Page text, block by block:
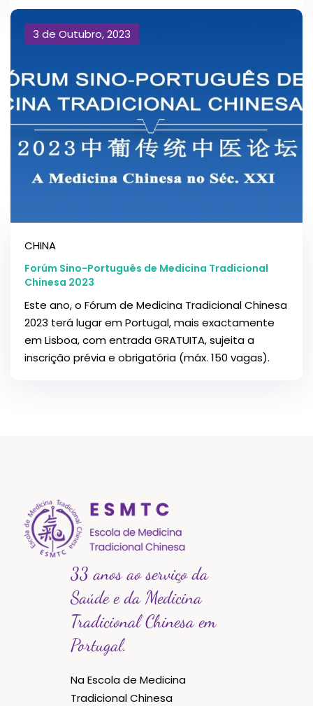
3 de Outubro, 2023
CHINA
Forúm Sino-Português de Medicina Tradicional
Chinesa 2023
Este ano, o Fórum de Medicina Tradicional Chinesa
2023 terá lugar em Portugal, mais exactamente
em Lisboa, com entrada GRATUITA, sujeita a
inscrição prévia e obrigatória (máx. 150 vagas).
33 anos ao serviço da
Saúde e da Medicina
Tradicional Chinesa em
Portugal.
Na Escola de Medicina
Tradicional Chinesa